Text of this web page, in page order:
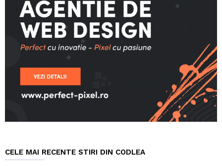
CELE MAI RECENTE STIRI DIN CODLEA